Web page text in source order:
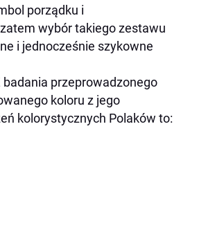
porządku i
wybór takiego zestawu
i jednocześnie szykowne
badania przeprowadzonego
koloru z jego
kolorystycznych Polaków to: